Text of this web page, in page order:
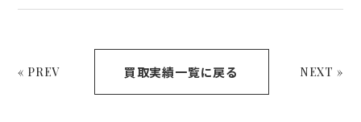
« PREV 買取実績一覧に戻る NEXT »